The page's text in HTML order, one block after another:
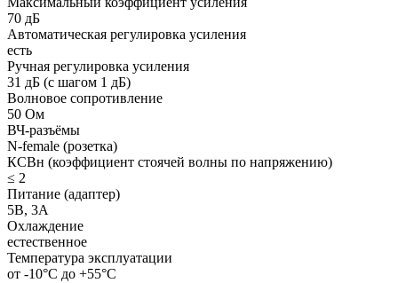
70 дБ
Автоматическая регулировка усиления
есть
Ручная регулировка усиления
31 дБ (с шагом 1 дБ)
Волновое сопротивление
50 Ом
ВЧ-разъёмы
N-female (розетка)
КСВн (коэффициент стоячей волны по напряжению)
≤ 2
Питание (адаптер)
5В, 3A
Охлаждение
естественное
Температура эксплуатации
от -10°С до +55°С